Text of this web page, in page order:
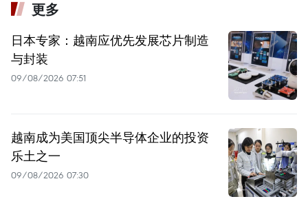
更多
日本专家：越南应优先发展芯片制造
与封装
09/08/2026 07:51
越南成为美国顶尖半导体企业的投资
乐土之一
09/08/2026 07:30